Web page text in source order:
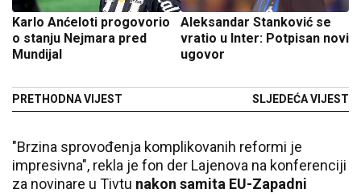
Karlo Anćeloti progovorio
o stanju Nejmara pred
Mundijal
PRETHODNA VIJEST
Aleksandar Stanković se
vratio u Inter: Potpisan novi
ugovor
SLJEDEĆA VIJEST
"Brzina sprovođenja komplikovanih reformi je
impresivna", rekla je fon der Lajenova na konferenciji
za novinare u Tivtu nakon samita EU-Zapadni